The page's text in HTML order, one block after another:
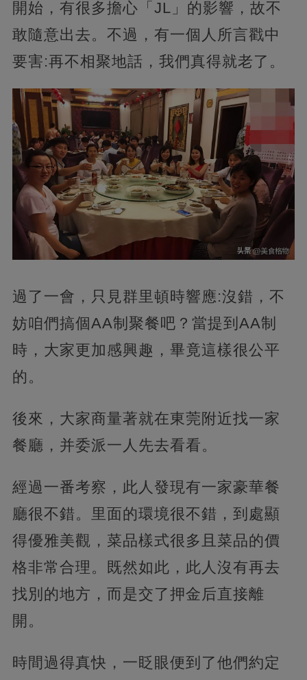
開始，有很多擔心「JL」的影響，故不
敢隨意出去。不過，有一個人所言戳中
要害:再不相聚地話，我們真得就老了。
過了一會，只見群里頓時響應:沒錯，不
妨咱們搞個AA制聚餐吧？當提到AA制
時，大家更加感興趣，畢竟這樣很公平
的。
後來，大家商量著就在東莞附近找一家
餐廳，并委派一人先去看看。
經過一番考察，此人發現有一家豪華餐
廳很不錯。里面的環境很不錯，到處顯
得優雅美觀，菜品樣式很多且菜品的價
格非常合理。既然如此，此人沒有再去
找別的地方，而是交了押金后直接離
開。
時間過得真快，一眨眼便到了他們約定